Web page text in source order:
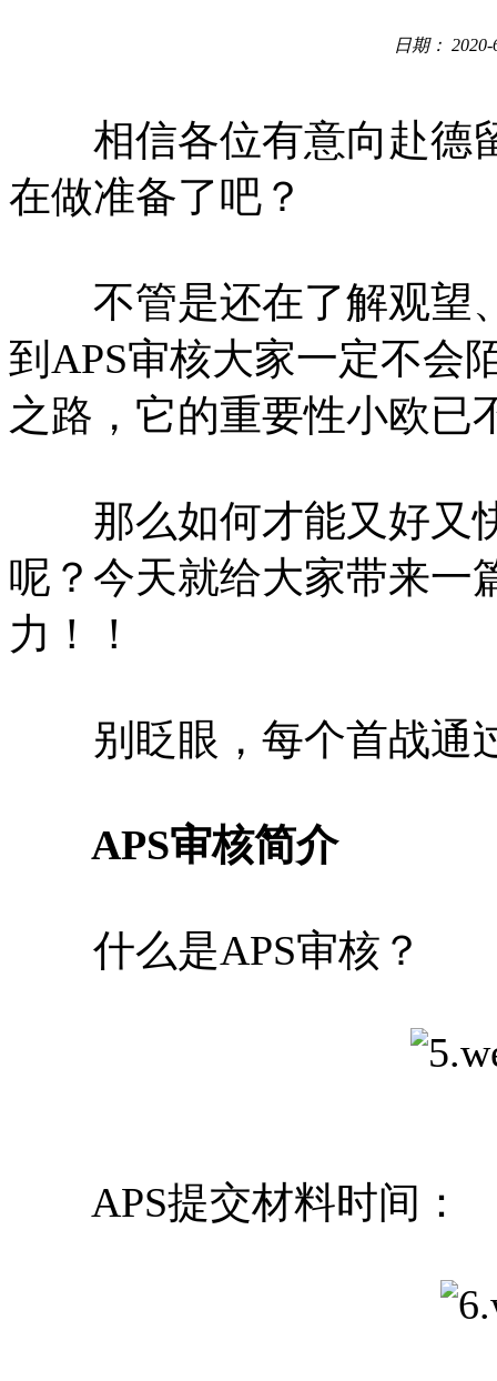
日期：
相信各位有意向赴德
在做准备了吧？
不管是还在了解观望
到APS审核大家一定不会
之路，它的重要性小欧已
那么如何才能又好又
呢？今天就给大家带来一
力！！
别眨眼，每个首战通
APS审核简介
什么是APS审核？
APS提交材料时间：